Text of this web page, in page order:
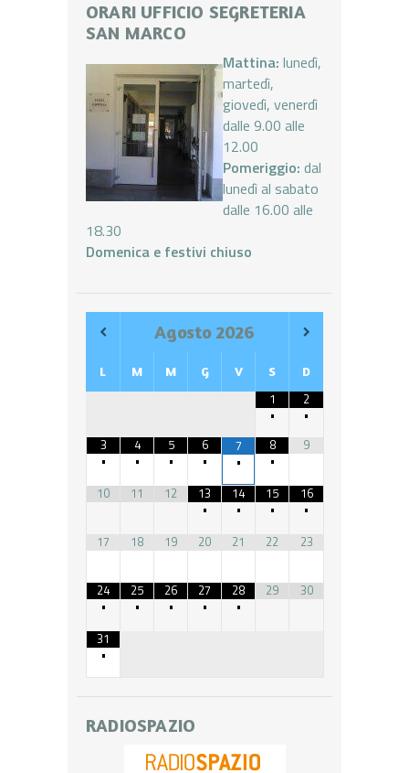
ORARI UFFICIO SEGRETERIA
SAN MARCO
Mattina: lunedì,
martedì,
giovedì, venerdì
dalle 9.00 alle
12.00
Pomeriggio: dal
lunedì al sabato
dalle 16.00 alle
18.30
Domenica e festivi chiuso
Agosto 2026
L M M G V S D
1
•
2
•
3
•
4
•
5
•
6
•
7
•
8
•
9
10 11 12
13
•
14
•
15
•
16
•
17
18 19 20 21 22 23
24
•
25
•
26
•
27
•
28
•
29 30
31
•
RADIOSPAZIO